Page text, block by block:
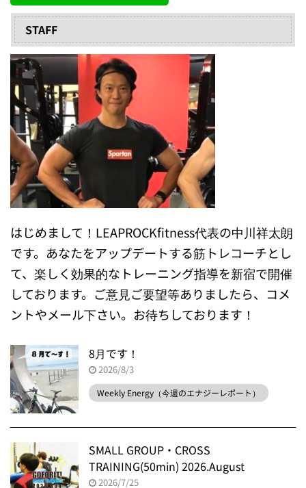
STAFF
はじめまして！LEAPROCKfitness代表の中川祥太朗
です。あなたをアップデートする筋トレコーチとし
て、楽しく効果的なトレーニング指導を新宿で開催
しております。ご意見ご要望等ありましたら、コメ
ントやメール下さい。お待ちしております！
8月です！
2026/8/3
Weekly Energy（今週のエナジーレポート）
SMALL GROUP・CROSS
TRAINING(50min) 2026.August
2026/7/25